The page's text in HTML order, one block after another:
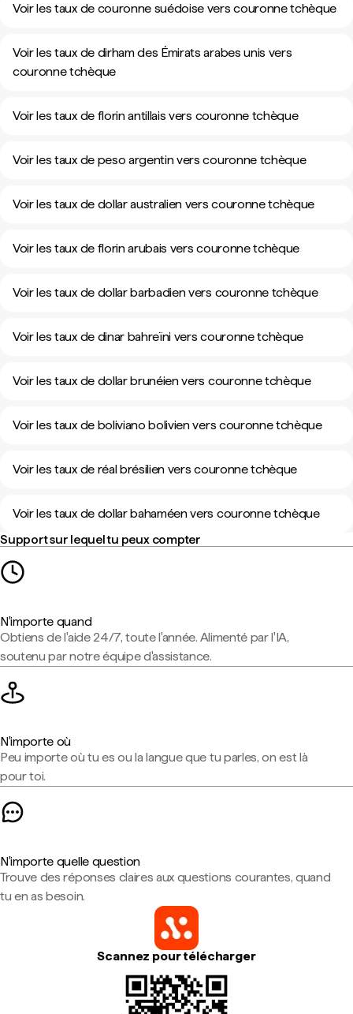
Voir les taux de couronne suédoise vers couronne tchèque
Voir les taux de dirham des Émirats arabes unis vers
couronne tchèque
Voir les taux de florin antillais vers couronne tchèque
Voir les taux de peso argentin vers couronne tchèque
Voir les taux de dollar australien vers couronne tchèque
Voir les taux de florin arubais vers couronne tchèque
Voir les taux de dollar barbadien vers couronne tchèque
Voir les taux de dinar bahreïni vers couronne tchèque
Voir les taux de dollar brunéien vers couronne tchèque
Voir les taux de boliviano bolivien vers couronne tchèque
Voir les taux de réal brésilien vers couronne tchèque
Voir les taux de dollar bahaméen vers couronne tchèque
Support sur lequel tu peux compter
N'importe quand
Obtiens de l'aide 24/7, toute l'année. Alimenté par l'IA,
soutenu par notre équipe d'assistance.
N'importe où
Peu importe où tu es ou la langue que tu parles, on est là
pour toi.
N'importe quelle question
Trouve des réponses claires aux questions courantes, quand
tu en as besoin.
Scannez pour télécharger